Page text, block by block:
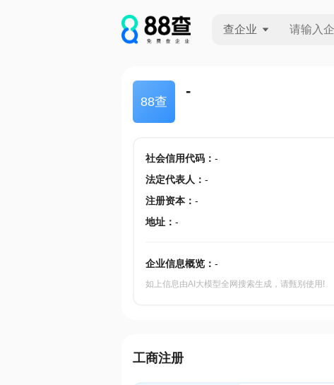
查企业
88查
-
社会信用代码： -
法定代表人 ： -
注册资本： -
地址： -
企业信息概览： -
如上信息由AI大模型全网搜索生成，请甄别使用!
工商注册